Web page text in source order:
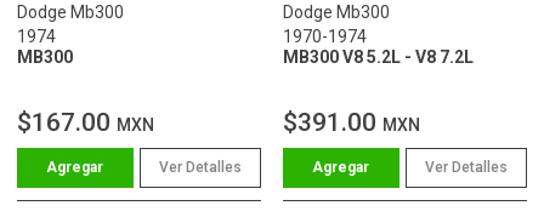
Dodge Mb300
1974
MB300
$167.00 MXN
Ver Detalles
Dodge Mb300
1970-1974
MB300 V8 5.2L - V8 7.2L
$391.00 MXN
Ver Detalles